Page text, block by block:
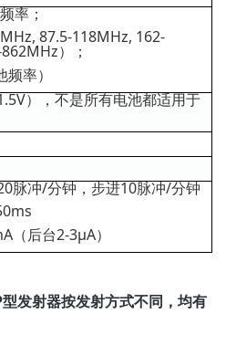
率；
87.5-118MHz, 162-
）；
率）
），不是所有电池都适用于
脉冲/分钟，步进10脉冲/分钟
（后台2-3μA）
发射器按发射方式不同，均有